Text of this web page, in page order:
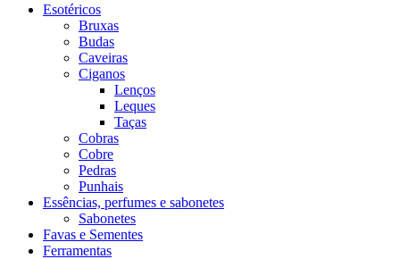
Esotéricos
Bruxas
Budas
Caveiras
Ciganos
Lenços
Leques
Taças
Cobras
Cobre
Pedras
Punhais
Essências, perfumes e sabonetes
Sabonetes
Favas e Sementes
Ferramentas